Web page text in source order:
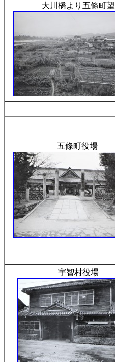
大川橋より五條町望
五條町役場
宇智村役場